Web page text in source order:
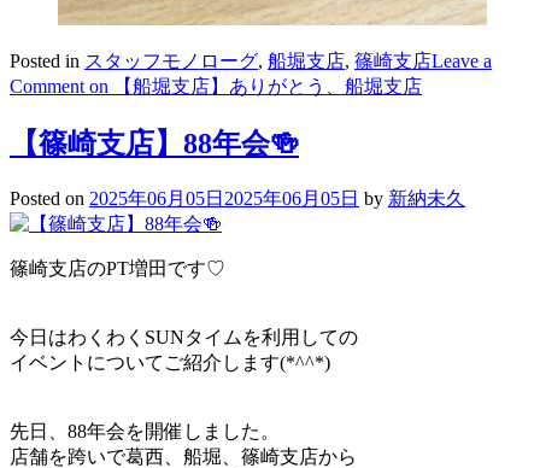
Posted in スタッフモノローグ, 船堀支店, 篠崎支店Leave a
Comment on 【船堀支店】ありがとう、船堀支店
【篠崎支店】88年会🍻
Posted on 2025年06月05日 2025年06月05日 by 新納未久
篠崎支店のPT増田です♡
今日はわくわくSUNタイムを利用しての
イベントについてご紹介します(*^^*)
先日、88年会を開催しました。
店舗を跨いで葛西、船堀、篠崎支店から